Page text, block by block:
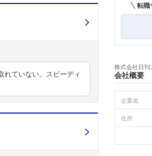
ていない。スピーディ
転職
株式会社日
会社概要
企業名
住所